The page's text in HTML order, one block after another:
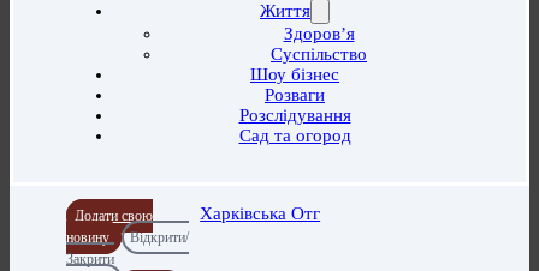
Життя
Здоров’я
Суспільство
Шоу бізнес
Розваги
Розслідування
Сад та огород
Додати свою
новину
Відкрити/
Закрити
Харківська Отг